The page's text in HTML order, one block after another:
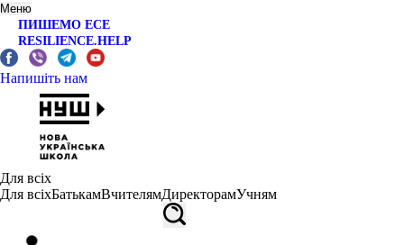
Меню
ПИШЕМО ЕСЕ
RESILIENCE.HELP
Напишіть нам
Для всіх
Для всіхБатькамВчителямДиректорамУчням